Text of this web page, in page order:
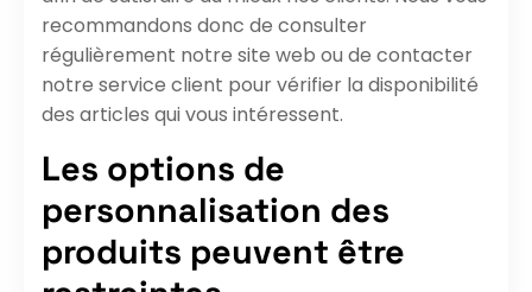
recommandons donc de consulter
régulièrement notre site web ou de contacter
notre service client pour vérifier la disponibilité
des articles qui vous intéressent.
Les options de
personnalisation des
produits peuvent être